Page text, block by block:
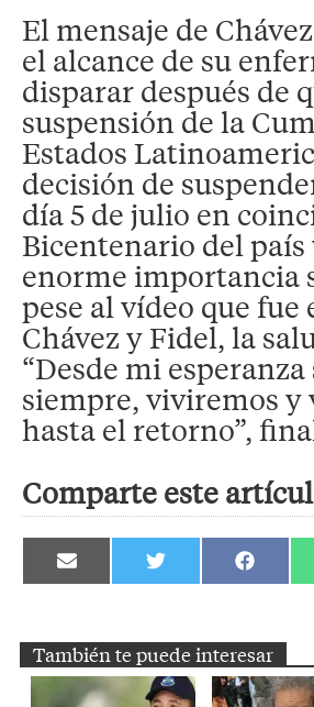
El mensaje de
el alcance de su
disparar después de
suspensión de la
Estados
decisión de
día 5 de julio en
Bicentenario del
enorme importancia
pese al vídeo que
Chávez y Fidel, la
“Desde mi
siempre, viviremos y
hasta el retorno”,
Comparte este
Compartir
en
Compartir
en
Compartir
en
También te puede interesar